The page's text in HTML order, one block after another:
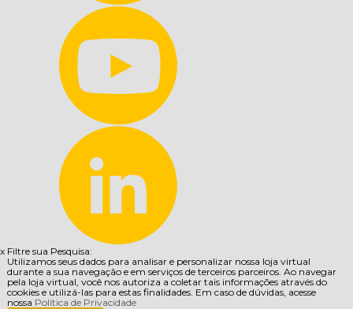
x Filtre sua Pesquisa:
Utilizamos seus dados para analisar e personalizar nossa loja virtual
durante a sua navegação e em serviços de terceiros parceiros. Ao navegar
pela loja virtual, você nos autoriza a coletar tais informações através do
cookies e utilizá-las para estas finalidades. Em caso de dúvidas, acesse
nossa Política de Privacidade